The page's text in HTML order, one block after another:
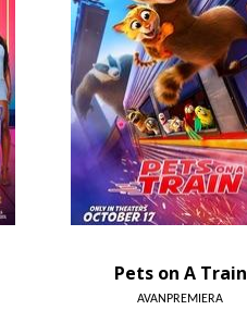
Pets on A Train
AVANPREMIERA